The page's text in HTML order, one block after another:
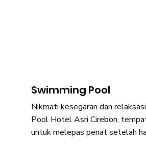
Swimming Pool
Nikmati kesegaran dan
Pool Hotel Asri Cirebon,
untuk melepas penat setelah